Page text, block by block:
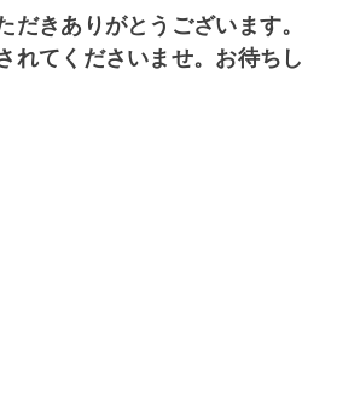
だきありがとうございます。
れてくださいませ。お待ちし